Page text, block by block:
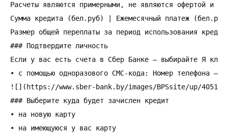
Расчеты являются примерными, не являются офертой и
Сумма кредита (бел.руб) | Ежемесячный платеж
Размер общей переплаты за период использования
### Подтвердите личность
Если у вас есть счета в Сбер Банке – выбирайте Я
• с помощью одноразового СМС-кода: Номер телефона –
![](https://www.sber-bank.by/images/BPSsite/up/
### Выберите куда будет зачислен кредит
• на новую карту
• на имеющуюся у вас карту